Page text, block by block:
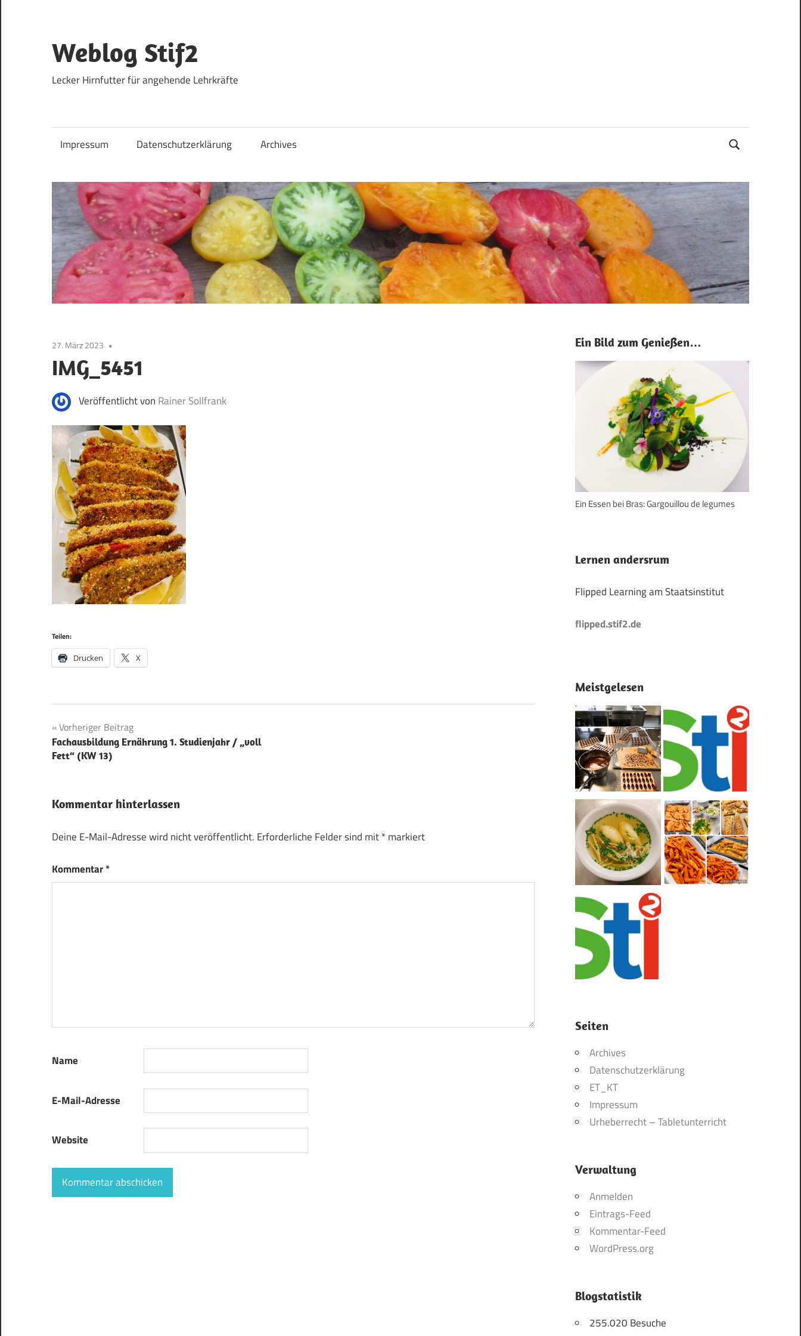
springen
Weblog Stif2
Lecker Hirnfutter für angehende Lehrkräfte
Impressum Datenschutzerklärung Archives
27. März 2023
IMG_5451
Veröffentlicht von Rainer Sollfrank
Teilen:
Drucken X
Beitragsnavigation
Vorheriger Beitrag
Fachausbildung Ernährung 1. Studienjahr / „voll
Fett“ (KW 13)
Kommentar hinterlassen
Deine E-Mail-Adresse wird nicht veröffentlicht. Erforderliche Felder sind mit*markiert
Kommentar*
Name
E-Mail-Adresse
Website
Ein Bild zum Genießen…
Ein Essen bei Bras: Gargouillou de legumes
Lernen andersrum
Flipped Learning am Staatsinstitut
flipped.stif2.de
Meistgelesen
Seiten
Archives
Datenschutzerklärung
ET_KT
Impressum
Urheberrecht – Tabletunterricht
Verwaltung
Anmelden
Eintrags-Feed
Kommentar-Feed
WordPress.org
Blogstatistik
255.020 Besuche